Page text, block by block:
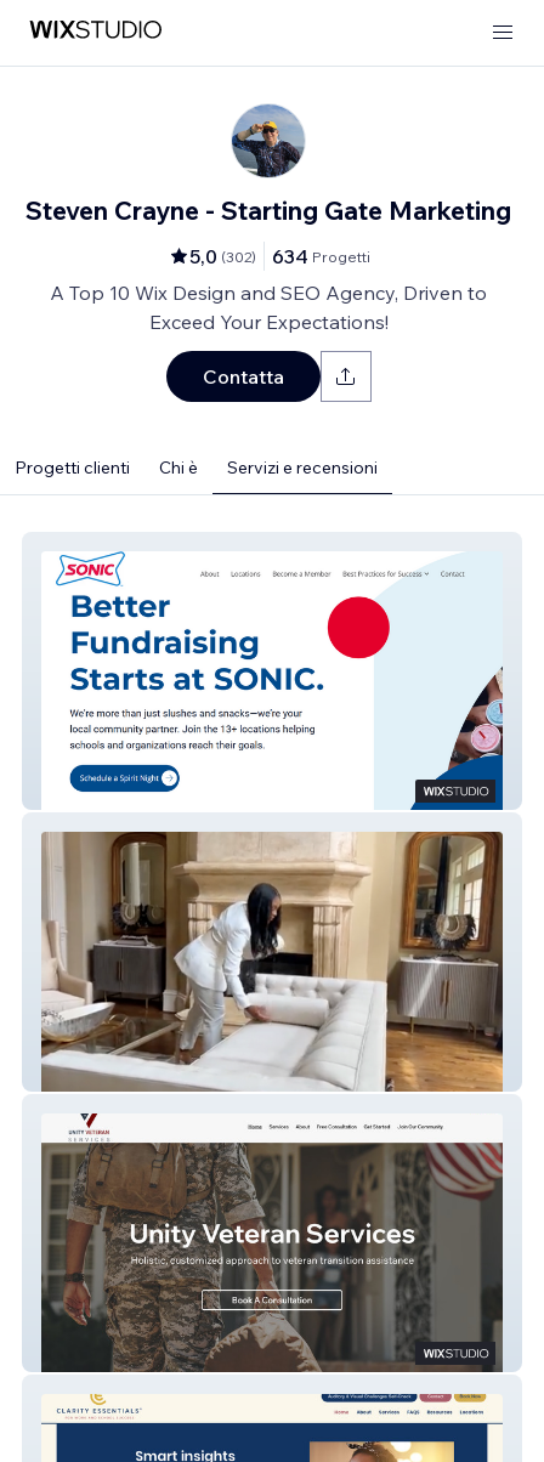
Steven Crayne - Starting Gate Marketing
5,0 (302) 634 Progetti
A Top 10 Wix Design and SEO Agency, Driven to
Exceed Your Expectations!
Contatta
Progetti clienti Chi è Servizi e recensioni
Sonic
The Love Edit Interiors
Unity Veteran Services